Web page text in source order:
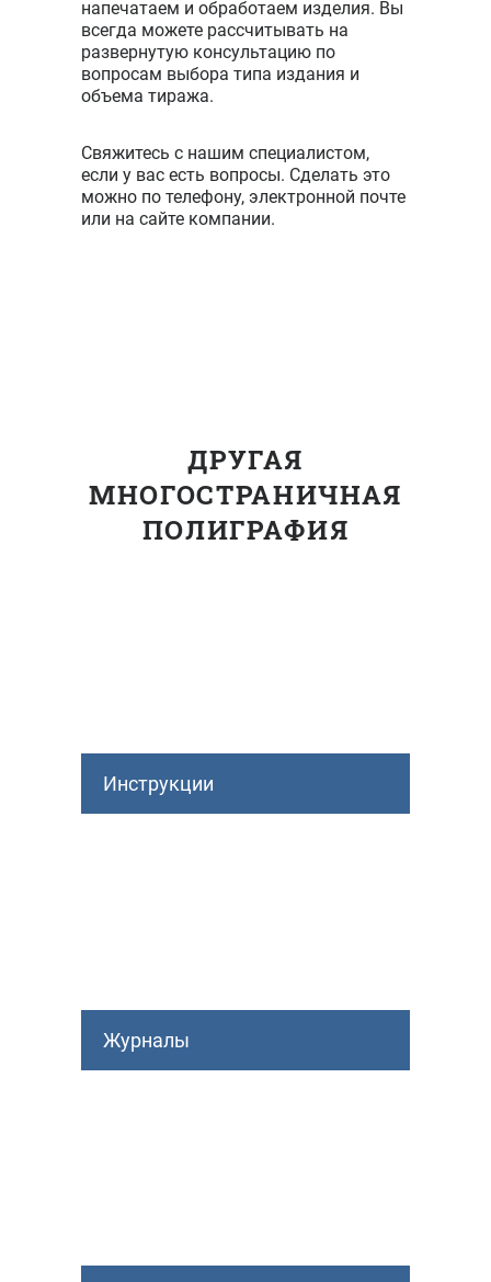
напечатаем и обработаем изделия. Вы
всегда можете рассчитывать на
развернутую консультацию по
вопросам выбора типа издания и
объема тиража.
Свяжитесь с нашим специалистом,
если у вас есть вопросы. Сделать это
можно по телефону, электронной почте
или на сайте компании.
ДРУГАЯ
МНОГОСТРАНИЧНАЯ
ПОЛИГРАФИЯ
Инструкции
Журналы